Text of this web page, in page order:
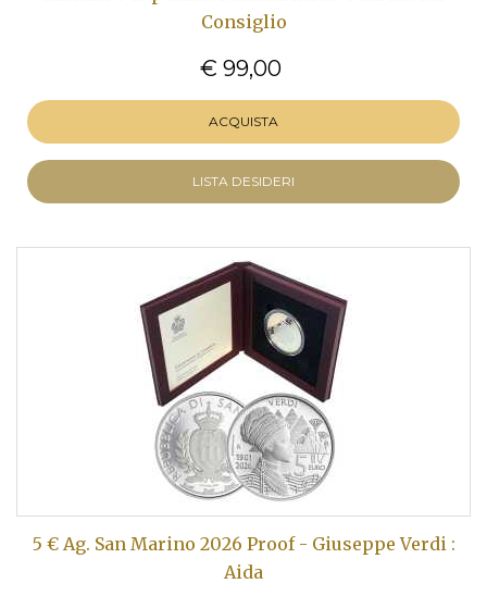
Consiglio
€ 99,00
ACQUISTA
LISTA DESIDERI
5 € Ag. San Marino 2026 Proof - Giuseppe Verdi :
Aida